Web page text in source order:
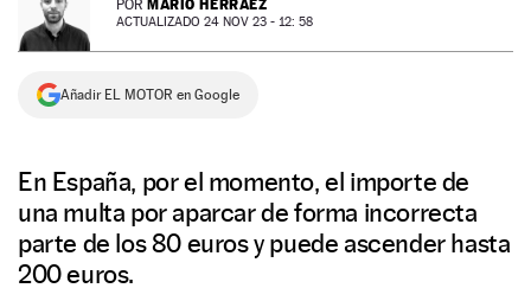
NEWSLETTER
SÍGUENOS
POR MARIO HERRÁEZ
ACTUALIZADO 24 NOV 23 - 12: 58
Añadir EL MOTOR en Google
En España, por el momento, el importe de
una multa por aparcar de forma incorrecta
parte de los 80 euros y puede ascender hasta
200 euros.